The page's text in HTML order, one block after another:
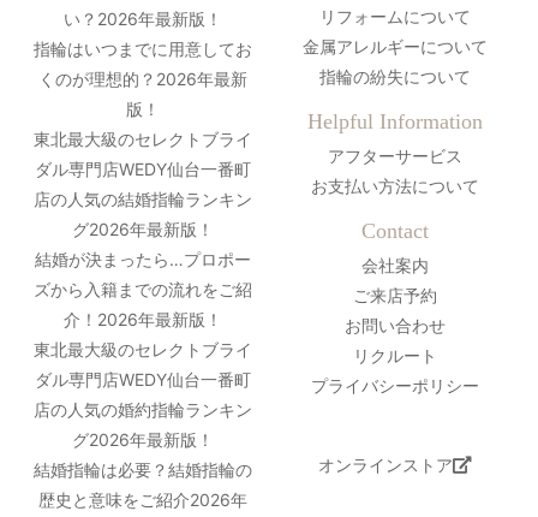
い？2026年最新版！
指輪はいつまでに用意してお
くのが理想的？2026年最新
版！
東北最大級のセレクトブライ
ダル専門店WEDY仙台一番町
店の人気の結婚指輪ランキン
グ2026年最新版！
結婚が決まったら…プロポー
ズから入籍までの流れをご紹
介！2026年最新版！
東北最大級のセレクトブライ
ダル専門店WEDY仙台一番町
店の人気の婚約指輪ランキン
グ2026年最新版！
結婚指輪は必要？結婚指輪の
歴史と意味をご紹介2026年
リフォームについて
金属アレルギーについて
指輪の紛失について
Helpful Information
アフターサービス
お支払い方法について
Contact
会社案内
ご来店予約
お問い合わせ
リクルート
プライバシーポリシー
オンラインストア